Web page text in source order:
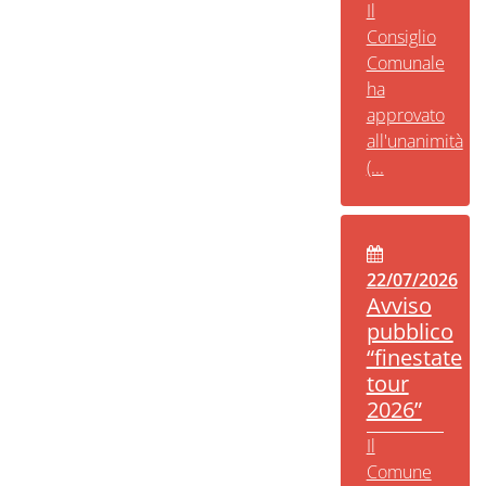
Il
Consiglio
Comunale
ha
approvato
all'unanimità
(...
22/07/2026
Avviso
pubblico
“finestate
tour
2026”
Il
Comune